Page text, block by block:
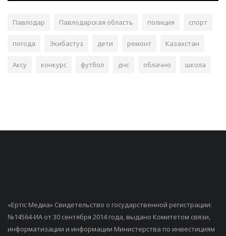
Павлодар Павлодарская область полиция спорт
погода Экибастуз дети ремонт Казахстан
Аксу конкурс футбол дчс облачно школа
«Ертiс Медиа» Свидетельство о государственной регистрации:
№14564-ИА от 30 сентября 2014 года, выдано Комитетом связи,
информатизации и информации Министерства по инвестициям